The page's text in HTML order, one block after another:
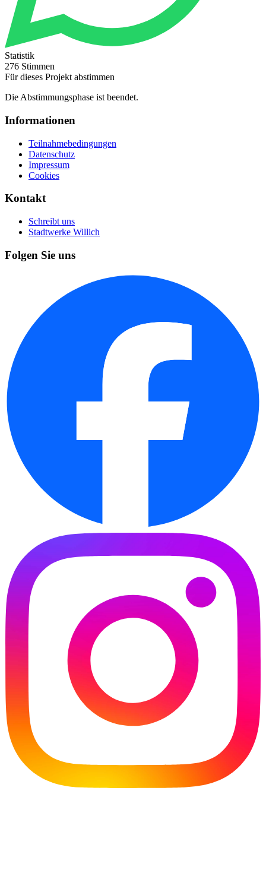
Statistik
276 Stimmen
Für dieses Projekt abstimmen
Die Abstimmungsphase ist beendet.
Informationen
Teilnahmebedingungen
Datenschutz
Impressum
Cookies
Kontakt
Schreibt uns
Stadtwerke Willich
Folgen Sie uns